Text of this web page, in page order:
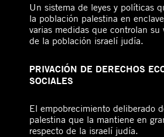
Un sistema de leyes y políticas
la población palestina en
varias medidas que controlan su
de la población israelí judía.
PRIVACIÓN DE DERECHOS
SOCIALES
El empobrecimiento deliberado
palestina que la mantiene en
respecto de la israelí judía.